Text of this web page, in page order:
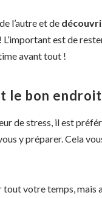
l’autre et de
est de
avant tout !
le bon
de stress, il est
y préparer. Cela
tout votre temps, mais